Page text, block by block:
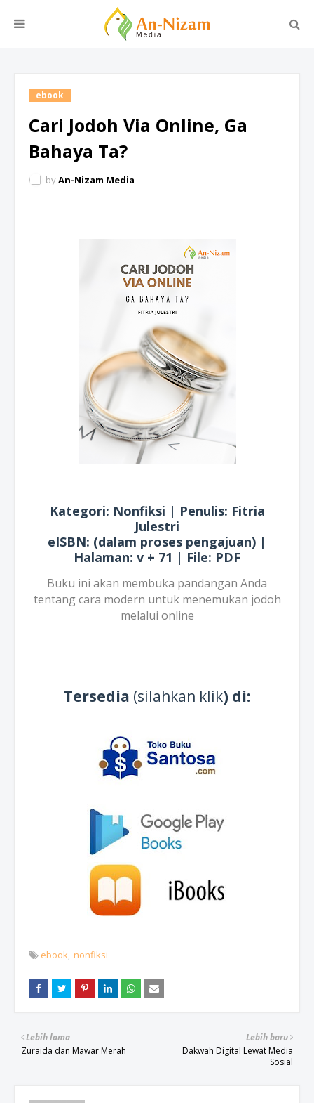
ebook
Cari Jodoh Via Online, Ga
Bahaya Ta?
byAn-Nizam Media
Kategori: Nonfiksi | Penulis: Fitria
Julestri
eISBN: (dalam proses pengajuan) |
Halaman: v + 71 | File: PDF
Buku ini akan membuka pandangan Anda
tentang cara modern untuk menemukan jodoh
melalui online
Tersedia (silahkan klik) di:
ebook nonfiksi
Lebih baru
Dakwah Digital Lewat Media
Sosial
Lebih lama
Zuraida dan Mawar Merah